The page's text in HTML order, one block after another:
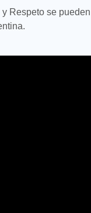
Respeto se